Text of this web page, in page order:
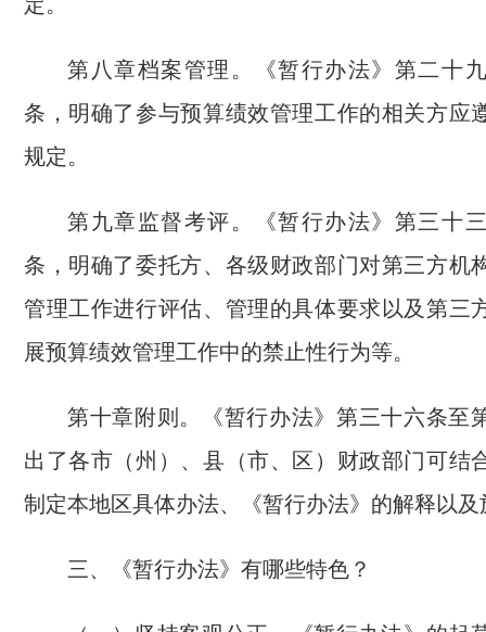
第八章档案管理。《暂行办法》第二十
条，明确了参与预算绩效管理工作的相关方应
规定。
第九章监督考评。《暂行办法》第三十
条，明确了委托方、各级财政部门对第三方机
管理工作进行评估、管理的具体要求以及第三
展预算绩效管理工作中的禁止性行为等。
第十章附则。《暂行办法》第三十六条至
出了各市（州）、县（市、区）财政部门可结
制定本地区具体办法、《暂行办法》的解释以及
三、《暂行办法》有哪些特色？